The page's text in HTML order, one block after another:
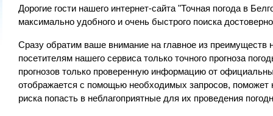
Дорогие гости нашего интернет-сайта "Точная погода в
максимально удобного и очень быстрого поиска
Сразу обратим ваше внимание на главное из преимуществ
посетителям нашего сервиса только точного прогноза
прогнозов только проверенную информацию от
отображается с помощью необходимых запросов, поможет
риска попасть в неблагоприятные для их проведения